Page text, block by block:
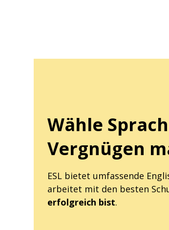
Wähle
Vergnügen
ESL bietet umfassende
arbeitet mit den besten
erfolgreich bist.